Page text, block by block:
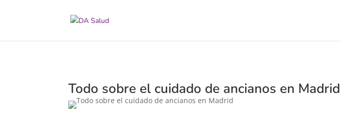
Todo sobre el cuidado de ancianos en Madrid